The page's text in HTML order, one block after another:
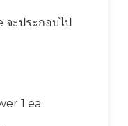
ะประกอบไป
1 ea